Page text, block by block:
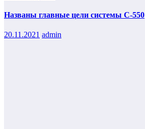
Названы главные цели системы С-550
20.11.2021 admin